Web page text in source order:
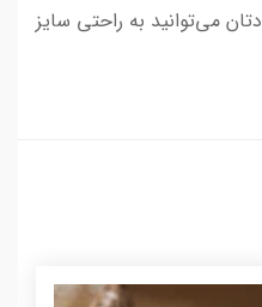
می‌توانید به راحتی سایز